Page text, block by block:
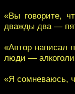
«Вы говорите,
дважды два —
«Автор написал
люди —
«Я сомневаюсь,